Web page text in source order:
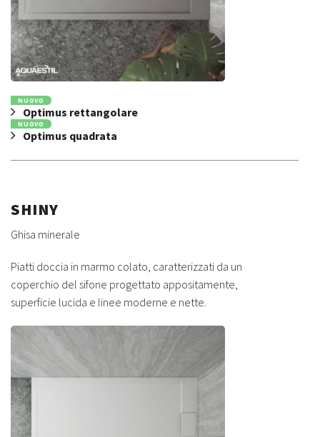
NUOVO
Optimus rettangolare
NUOVO
Optimus quadrata
SHINY
Ghisa minerale
Piatti doccia in marmo colato, caratterizzati da un
coperchio del sifone progettato appositamente,
superficie lucida e linee moderne e nette.